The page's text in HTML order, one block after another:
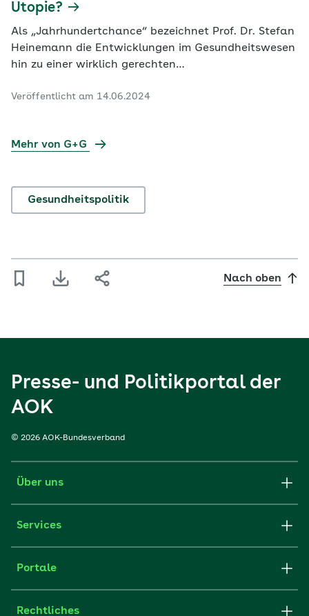
Utopie?
Als „Jahrhundertchance“ bezeichnet Prof. Dr. Stefan
Heinemann die Entwicklungen im Gesundheitswesen
hin zu einer wirklich gerechten
Experte und Theologe sowie Mitglied des
im Gesundheitswesen. Der…
Veröffentlicht am 14.06.2024
Mehr von G+G
Gesundheitspolitik
Nach oben
Presse- und Politikportal der
AOK
© 2026 AOK-Bundesverband
Über uns
Services
Portale
Rechtliches